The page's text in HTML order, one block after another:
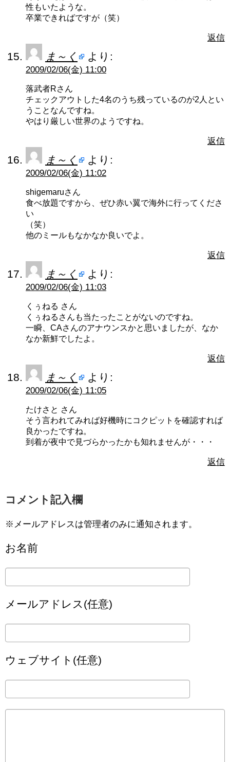
性もいたような。
卒業できればですが（笑）
返信
ま～く より:
2009/02/06(金) 11:00
落武者Rさん
チェックアウトした4名のうち残っているのが2人とい
うことなんですね。
やはり厳しい世界のようですね。
返信
ま～く より:
2009/02/06(金) 11:02
shigemaruさん
食べ放題ですから、ぜひ赤い翼で海外に行ってくださ
い
（笑）
他のミールもなかなか良いでよ。
返信
ま～く より:
2009/02/06(金) 11:03
くぅねる さん
くぅねるさんも当たったことがないのですね。
一瞬、CAさんのアナウンスかと思いましたが、なか
なか新鮮でしたよ。
返信
ま～く より:
2009/02/06(金) 11:05
たけさと さん
そう言われてみれば好機時にコクピットを確認すれば
良かったですね。
到着が夜中で見づらかったかも知れませんが・・・
返信
コメント記入欄
※メールアドレスは管理者のみに通知されます。
お名前
メールアドレス(任意)
ウェブサイト(任意)